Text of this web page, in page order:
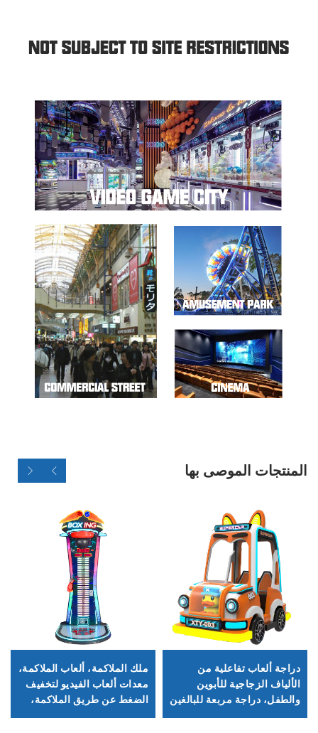
المنتجات الموصى بها
دراجة ألعاب تفاعلية من
الألياف الزجاجية للأبوين
والطفل، دراجة مربعة للبالغين
والأطفال في الداخل والهواء
ملك الملاكمة، ألعاب الملاكمة،
معدات ألعاب الفيديو لتخفيف
الضغط عن طريق الملاكمة،
ألعاب عملة كبيرة الحجم،